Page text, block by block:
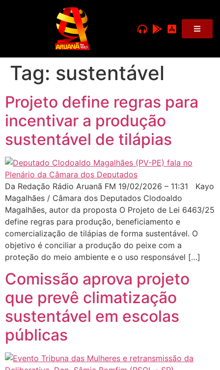
Tag: sustentável
Projeto define regras para
incentivar a produção
sustentável de tilápias
Da Redação Rádio Aruanã FM 19/02/2026 – 11:31 Kayo
Magalhães / Câmara dos Deputados Clodoaldo
Magalhães, autor da proposta O Projeto de Lei 6463/25
define regras para produção, beneficiamento e
comercialização de tilápias de forma sustentável. O
objetivo é conciliar a produção do peixe com a
proteção do meio ambiente e o uso responsável […]
Comissão aprova projeto
que prevê climatização
sustentável em escolas
públicas